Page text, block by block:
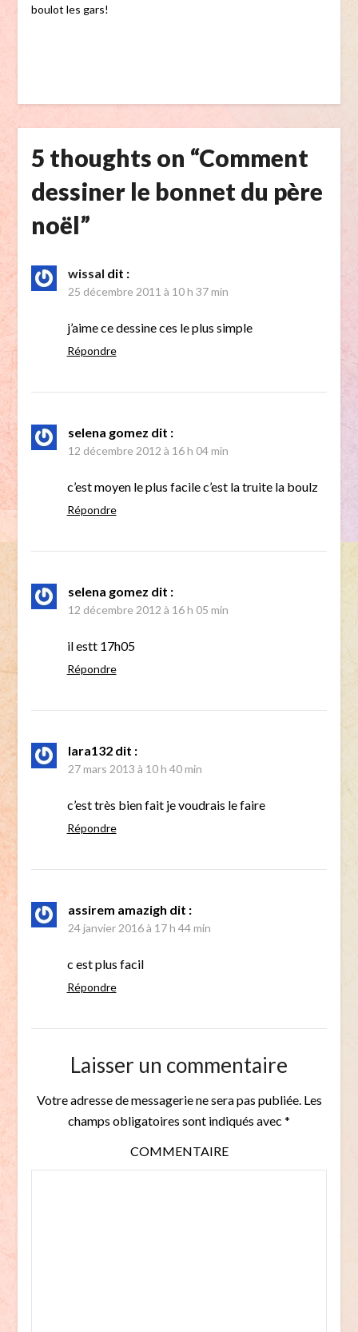
boulot les gars!
5 thoughts on “Comment
dessiner le bonnet du père
noël”
wissal dit :
25 décembre 2011 à 10 h 37 min
j’aime ce dessine ces le plus simple
Répondre
selena gomez dit :
12 décembre 2012 à 16 h 04 min
c’est moyen le plus facile c’est la truite la boulz
Répondre
selena gomez dit :
12 décembre 2012 à 16 h 05 min
il estt 17h05
Répondre
lara132 dit :
27 mars 2013 à 10 h 40 min
c’est très bien fait je voudrais le faire
Répondre
assirem amazigh dit :
24 janvier 2016 à 17 h 44 min
c est plus facil
Répondre
Laisser un commentaire
Votre adresse de messagerie ne sera pas publiée.Les
champs obligatoires sont indiqués avec *
COMMENTAIRE